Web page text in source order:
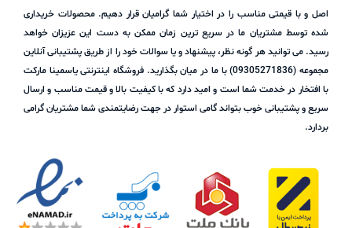
اصل و با قیمتی مناسب را در اختیار شما گرامیان قرار دهیم. محصولات خریداری
شده توسط مشتریان ما در سریع ترین زمان ممکن به دست این عزیزان خواهد
رسید. می توانید هر گونه نظر، پیشنهاد و یا سوالات خود را از طریق پشتیبانی آنلاین
مجموعه (09305271836) با ما در میان بگذارید. فروشگاه اینترنتی یاسمینا مارکت
با افتخار در خدمت شما است و امید دارد که با کیفیت بالا و قیمت مناسب و ارسال
سریع و پشتیبانی خوب بتواند گامی استوار در جهت رضایتمندی شما مشتریان گرامی
بردارد.